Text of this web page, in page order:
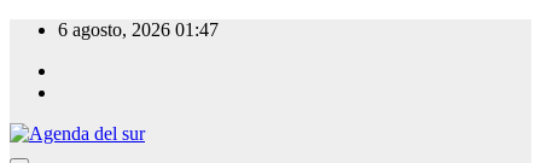
Skip
content
6 agosto, 2026 01:47